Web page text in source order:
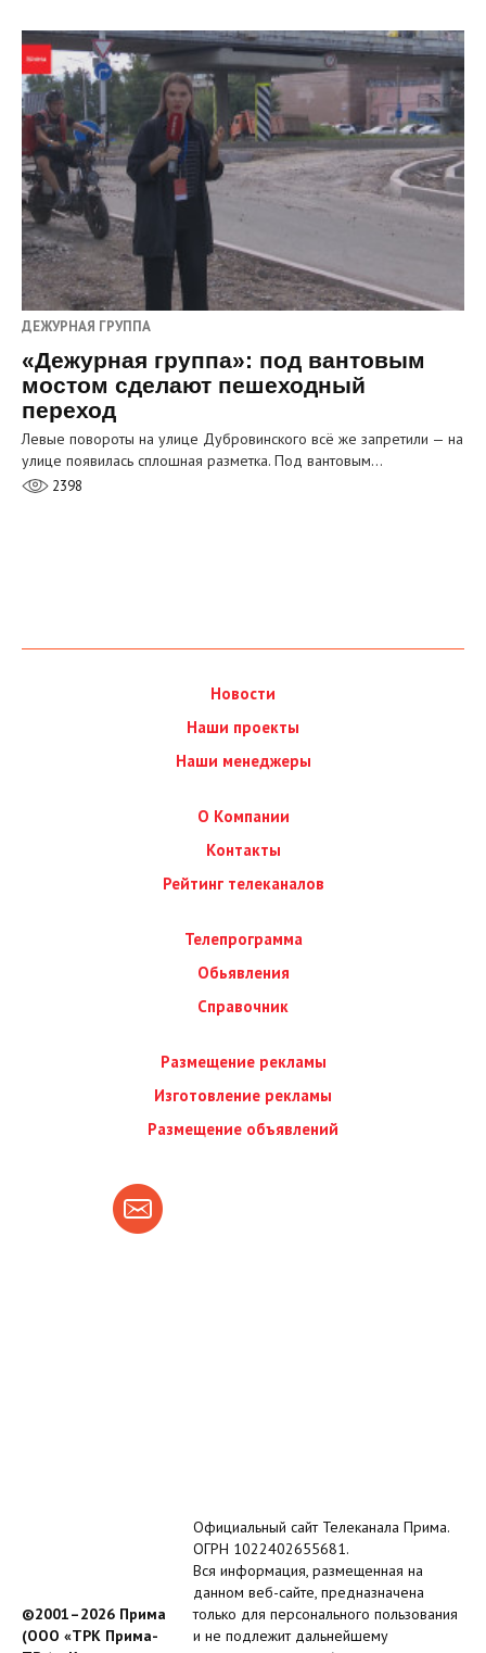
ДЕЖУРНАЯ ГРУППА
«Дежурная группа»: под вантовым
мостом сделают пешеходный
переход
Левые повороты на улице Дубровинского всё же запретили — на
улице появилась сплошная разметка. Под вантовым…
2398
Новости
Наши проекты
Наши менеджеры
О Компании
Контакты
Рейтинг телеканалов
Телепрограмма
Обьявления
Справочник
Размещение рекламы
Изготовление рекламы
Размещение объявлений
©2001–2026 Прима
(ООО «ТРК Прима-
Официальный сайт Телеканала Прима.
ОГРН 1022402655681.
Вся информация, размещенная на
данном веб-сайте, предназначена
только для персонального пользования
и не подлежит дальнейшему